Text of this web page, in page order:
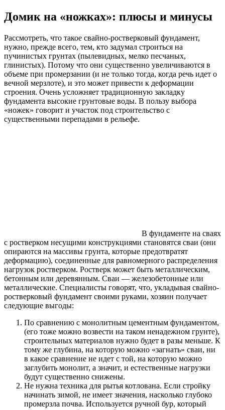
Домик на «ножках»: плюсы и минусы
Рассмотреть, что такое свайно-ростверковый фундамент,
нужно, прежде всего, тем, кто задумал строиться на
пучинистых грунтах (пылевидных, мелко песчаных,
глинистых). Потому что они существенно увеличиваются в
объеме при промерзании (и не только тогда, когда речь идет о
вечной мерзлоте), и это может привести к деформации
строения. Очень усложняет традиционную закладку
фундамента высокие грунтовые воды. В пользу выбора
«ножек» говорит и участок под строительство с
существенными перепадами в рельефе.
В фундаменте на сваях
с ростверком несущими конструкциями становятся сваи (они
опираются на массивы грунта, которые предотвратят
деформацию), соединенные для равномерного распределения
нагрузок ростверком. Ростверк может быть металлическим,
бетонным или деревянным. Сваи — железобетонные или
металлические. Специалисты говорят, что, укладывая свайно-
ростверковый фундамент своими руками, хозяин получает
следующие выгоды:
По сравнению с монолитным цементным фундаментом,
(его тоже можно возвести на таком ненадежном грунте),
строительных материалов нужно будет в разы меньше. К
тому же глубина, на которую можно «загнать» сваи, ни
в какое сравнение не идет с той, на которую можно
заглубить монолит, а значит, и естественные нагрузки
будут существенно снижены.
Не нужна техника для рытья котлована. Если стройку
начинать зимой, не имеет значения, насколько глубоко
промерзла почва. Используется ручной бур, который